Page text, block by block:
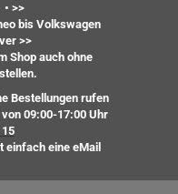
• >>
bis Volkswagen
>>
Shop auch ohne
Bestellungen rufen
09:00-17:00 Uhr
eine eMail